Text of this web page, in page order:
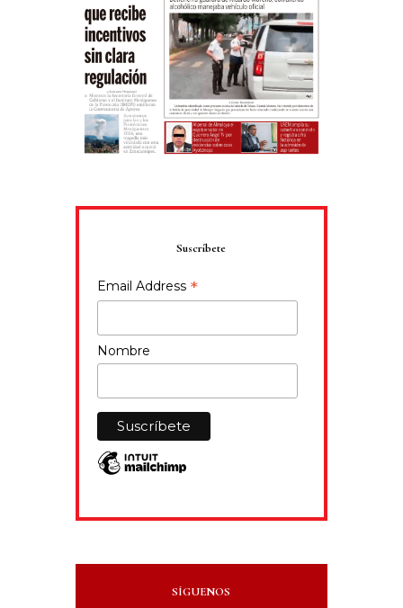
Suscríbete
Email Address *
Nombre
SÍGUENOS